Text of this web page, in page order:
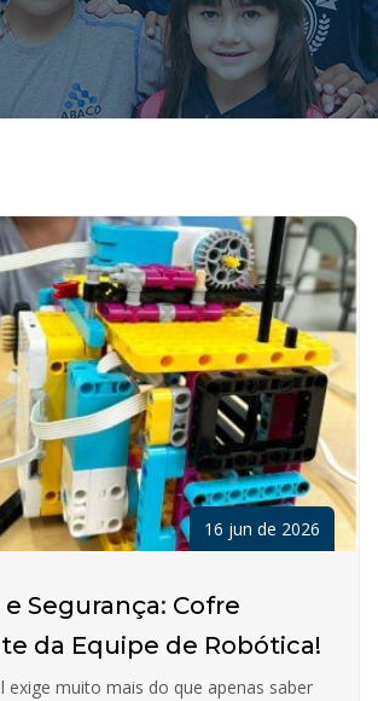
16 jun de 2026
Segurança: Cofre
da Equipe de Robótica!
exige muito mais do que apenas saber